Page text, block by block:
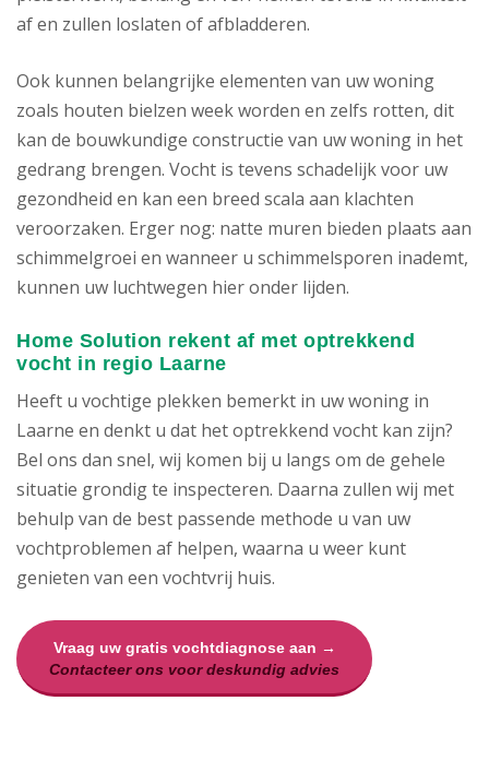
af en zullen loslaten of afbladderen.
Ook kunnen belangrijke elementen van uw woning
zoals houten bielzen week worden en zelfs rotten, dit
kan de bouwkundige constructie van uw woning in het
gedrang brengen. Vocht is tevens schadelijk voor uw
gezondheid en kan een breed scala aan klachten
veroorzaken. Erger nog: natte muren bieden plaats aan
schimmelgroei en wanneer u schimmelsporen inademt,
kunnen uw luchtwegen hier onder lijden.
Home Solution rekent af met optrekkend
vocht in regio Laarne
Heeft u vochtige plekken bemerkt in uw woning in
Laarne en denkt u dat het optrekkend vocht kan zijn?
Bel ons dan snel, wij komen bij u langs om de gehele
situatie grondig te inspecteren. Daarna zullen wij met
behulp van de best passende methode u van uw
vochtproblemen af helpen, waarna u weer kunt
genieten van een vochtvrij huis.
Vraag uw gratis vochtdiagnose aan →
Contacteer ons voor deskundig advies